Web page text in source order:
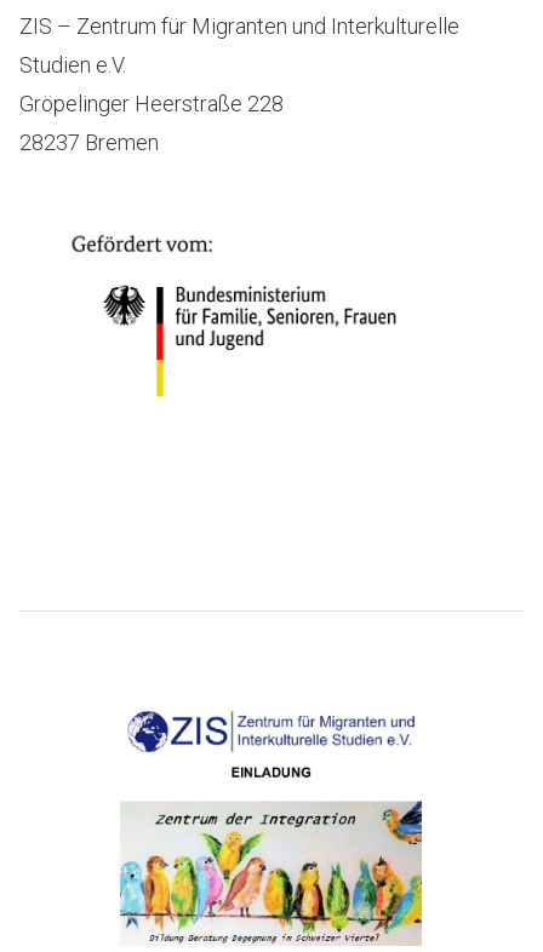
ZIS – Zentrum für Migranten und Interkulturelle
Studien e.V.
Gröpelinger Heerstraße 228
28237 Bremen